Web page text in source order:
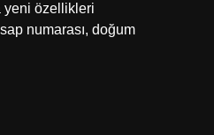
yeni özellikleri
numarası, doğum